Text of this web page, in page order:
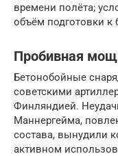
времени полёта;
объём подготовки
Пробивная
Бетонобойные
советскими
Финляндией.
Маннергейма,
состава, вынудили
активном